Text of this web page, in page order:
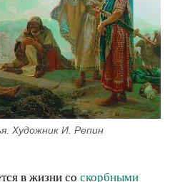
Художник И. Репин
в жизни со скорбными